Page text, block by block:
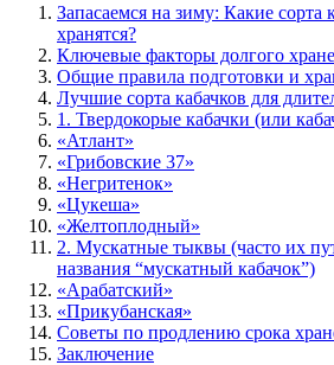
Запасаемся на зиму: Какие сорта
хранятся?
Ключевые факторы долгого
Общие правила подготовки и
Лучшие сорта кабачков для
1. Твердокорые кабачки (или
«Атлант»
«Грибовские 37»
«Негритенок»
«Цукеша»
«Желтоплодный»
2. Мускатные тыквы (часто их
названия “мускатный кабачок”)
«Арабатский»
«Прикубанская»
Советы по продлению срока
Заключение